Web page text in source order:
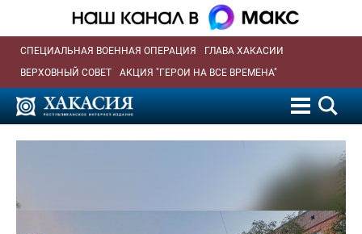
СПЕЦИАЛЬНАЯ ВОЕННАЯ ОПЕРАЦИЯ
ГЛАВА ХАКАСИИ
ВЕРХОВНЫЙ СОВЕТ
АКЦИЯ "ГЕРОИ НА ВСЕ ВРЕМЕНА"